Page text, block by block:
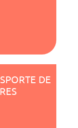
DE